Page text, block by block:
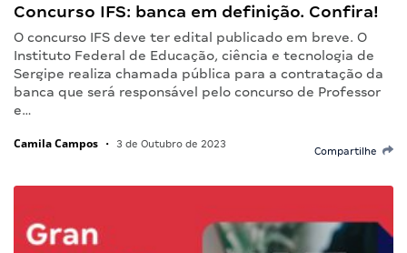
Concurso IFS: banca em definição. Confira!
O concurso IFS deve ter edital publicado em breve. O
Instituto Federal de Educação, ciência e tecnologia de
Sergipe realiza chamada pública para a contratação da
banca que será responsável pelo concurso de Professor
e…
Camila Campos • 3 de Outubro de 2023
Compartilhe